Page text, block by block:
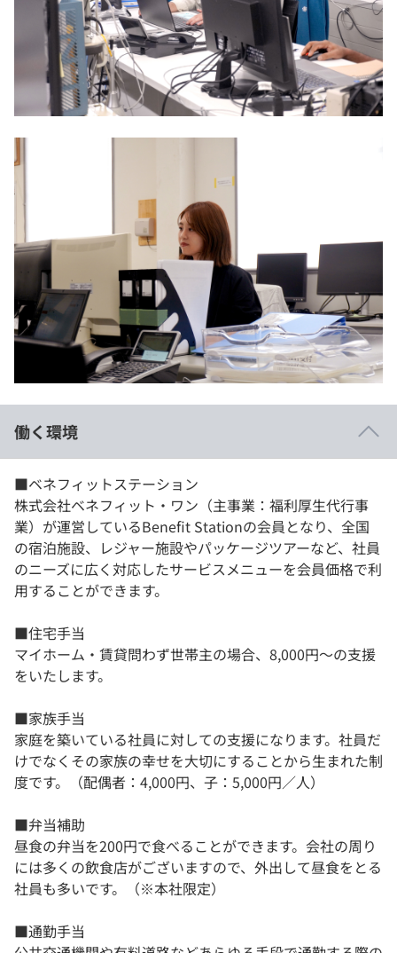
働く環境
■ベネフィットステーション
株式会社ベネフィット・ワン（主事業：福利厚生代行事
業）が運営しているBenefit Stationの会員となり、全国
の宿泊施設、レジャー施設やパッケージツアーなど、社員
のニーズに広く対応したサービスメニューを会員価格で利
用することができます。
■住宅手当
マイホーム・賃貸問わず世帯主の場合、8,000円〜の支援
をいたします。
■家族手当
家庭を築いている社員に対しての支援になります。社員だ
けでなくその家族の幸せを大切にすることから生まれた制
度です。（配偶者：4,000円、子：5,000円／人）
■弁当補助
昼食の弁当を200円で食べることができます。会社の周り
には多くの飲食店がございますので、外出して昼食をとる
社員も多いです。（※本社限定）
■通勤手当